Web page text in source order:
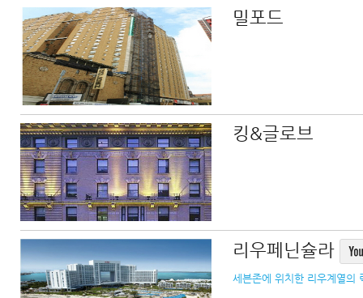
밀포드
킹&글로브
리우페닌슐라
세븐존에 위치한 리우계열의